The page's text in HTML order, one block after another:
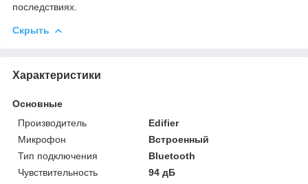
последствиях.
Скрыть
Характеристики
Основные
Производитель
Edifier
Микрофон
Встроенный
Тип подключения
Bluetooth
Чувствительность
94 дБ